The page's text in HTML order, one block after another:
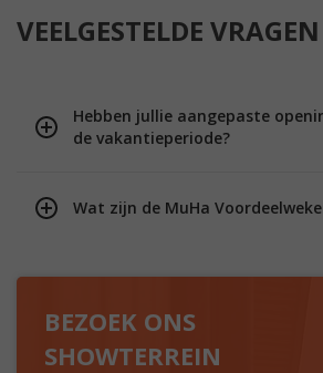
VEELGESTELDE VRAGEN
Hebben jullie aangepaste
de vakantieperiode?
Wat zijn de MuHa
BEZOEK ONS
SHOWTERREIN